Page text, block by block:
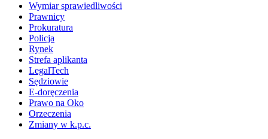
Wymiar sprawiedliwości
Prawnicy
Prokuratura
Policja
Rynek
Strefa aplikanta
LegalTech
Sędziowie
E-doręczenia
Prawo na Oko
Orzeczenia
Zmiany w k.p.c.